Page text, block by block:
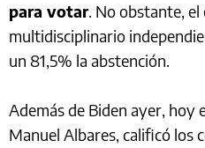
para votar. No obstante,
multidisciplinario
un 81,5% la abstención.
Además de Biden ayer, hoy
Manuel Albares, calificó los